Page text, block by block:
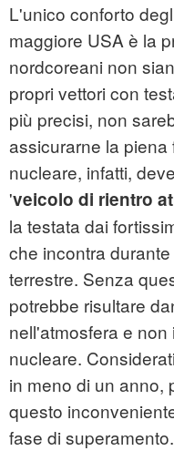
L'unico conforto
maggiore USA è la
nordcoreani non
propri vettori con
più precisi, non
assicurarne la
nucleare, infatti,
'veicolo di rientro
la testata dai
che incontra
terrestre. Senza
potrebbe risultare
nell'atmosfera e
nucleare.
in meno di un anno,
questo
fase di superamento.